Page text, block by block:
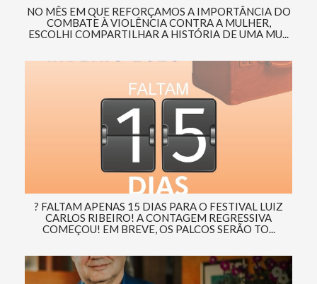
NO MÊS EM QUE REFORÇAMOS A IMPORTÂNCIA DO
COMBATE À VIOLÊNCIA CONTRA A MULHER,
ESCOLHI COMPARTILHAR A HISTÓRIA DE UMA MU...
? FALTAM APENAS 15 DIAS PARA O FESTIVAL LUIZ
CARLOS RIBEIRO! A CONTAGEM REGRESSIVA
COMEÇOU! EM BREVE, OS PALCOS SERÃO TO...